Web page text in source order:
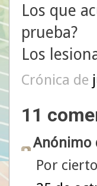
Los que
prueba?
Los
Crónica de
11
Anónimo
Por